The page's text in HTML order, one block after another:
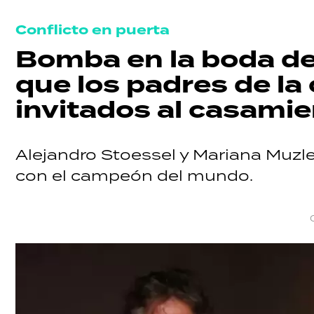
Conflicto en puerta
Bomba en la boda
que los padres de
invitados al
Alejandro Stoessel y Mariana
con el campeón del mundo.